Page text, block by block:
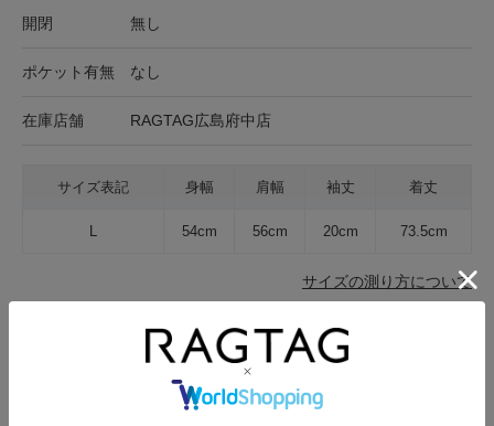
開閉 無し
ポケット有無 なし
在庫店舗 RAGTAG広島府中店
サイズ表記 身幅 肩幅 袖丈 着丈
L 54cm 56cm 20cm 73.5cm
サイズの測り方について